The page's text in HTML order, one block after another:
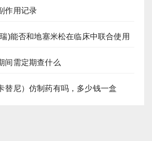
作用记录
)能否和地塞米松在临床中联合使用
间需定期查什么
替尼）仿制药有吗，多少钱一盒